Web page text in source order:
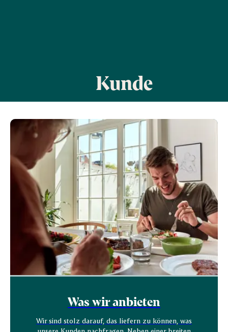
Kunde
Was wir anbieten
Wir sind stolz darauf, das liefern zu können, was